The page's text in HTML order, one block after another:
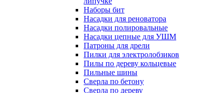
Наборы бит
Насадки для реноватора
Насадки полировальные
Насадки цепные для УШМ
Патроны для дрели
Пилки для электролобзиков
Пилы по дереву кольцевые
Пильные шины
Сверла по бетону
Сверла по дереву